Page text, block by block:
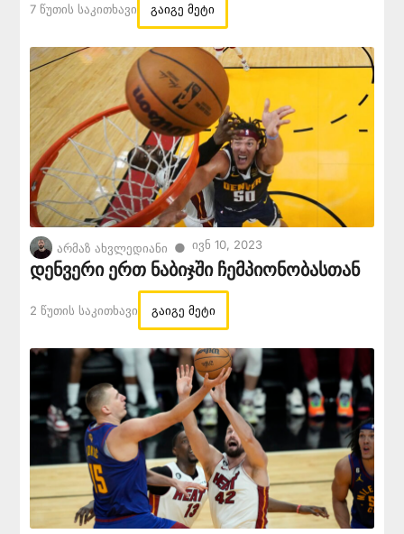
7 Წუთის Საკითხავი გაიგე მეტი
არმაზ ახვლედიანი ● Ივნ 10, 2023
დენვერი ერთ ნაბიჯში ჩემპიონობასთან
2 Წუთის Საკითხავი გაიგე მეტი